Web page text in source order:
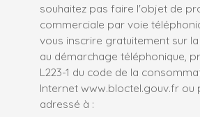
souhaitez pas faire l'objet de
commerciale par voie
vous inscrire gratuitement sur
au démarchage téléphonique,
L223-1 du code de la
Internet www.bloctel.gouv.fr ou
adressé à :